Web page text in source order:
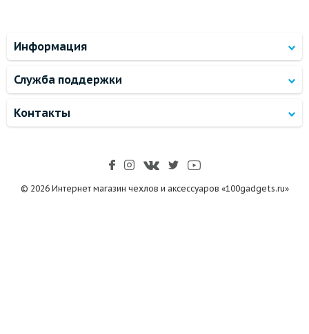
Информация
Служба поддержки
Контакты
© 2026 Интернет магазин чехлов и аксессуаров «100gadgets.ru»